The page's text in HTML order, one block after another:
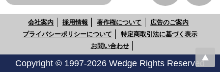
会社案内 採用情報 著作権について
広告のご案内
プライバシーポリシーについて
特定商取引法に基づく表示
お問い合わせ
Copyright © 1997-2026 Wedge Rights Reserved